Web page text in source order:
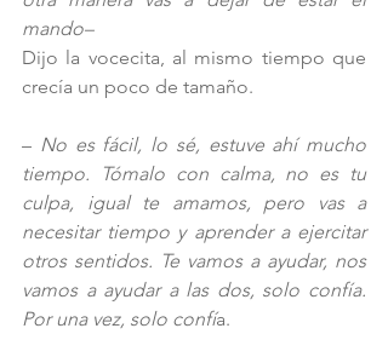
mando–
Dijo la vocecita, al mismo tiempo que
crecía un poco de tamaño.
– No es fácil, lo sé, estuve ahí mucho
tiempo. Tómalo con calma, no es tu
culpa, igual te amamos, pero vas a
necesitar tiempo y aprender a ejercitar
otros sentidos. Te vamos a ayudar, nos
vamos a ayudar a las dos, solo confía.
Por una vez, solo confía.